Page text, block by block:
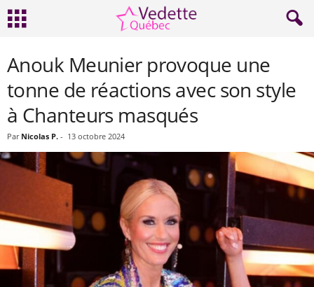
Anouk Meunier provoque une
tonne de réactions avec son style
à Chanteurs masqués
Par Nicolas P. - 13 octobre 2024